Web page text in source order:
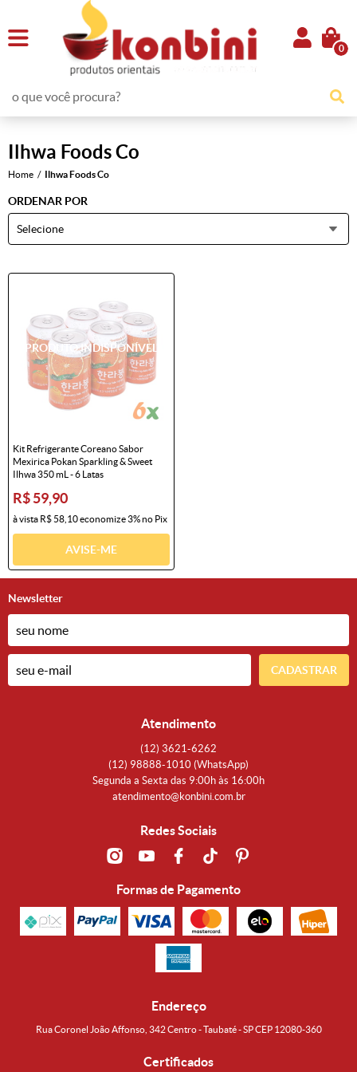
0
Ilhwa Foods Co
Home Ilhwa Foods Co
ORDENAR POR
Selecione
Kit Refrigerante Coreano Sabor
Mexirica Pokan Sparkling & Sweet
Ilhwa 350 mL - 6 Latas
R$ 59,90
à vista R$ 58,10economize3%no Pix
AVISE-ME
Newsletter
CADASTRAR
Atendimento
(12) 3621-6262
(12) 98888-1010 (WhatsApp)
Segunda a Sexta das 9:00h às 16:00h
atendimento@konbini.com.br
Redes Sociais
Formas de Pagamento
Endereço
Rua Coronel João Affonso, 342 Centro - Taubaté - SP CEP 12080-360
Certificados